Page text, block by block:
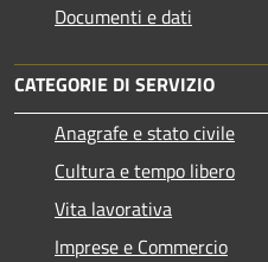
Documenti e dati
CATEGORIE DI SERVIZIO
Anagrafe e stato civile
Cultura e tempo libero
Vita lavorativa
Imprese e Commercio